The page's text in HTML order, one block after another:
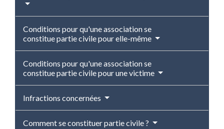
Conditions pour qu'une association se
constitue partie civile pour elle-même
Conditions pour qu'une association se
constitue partie civile pour une victime
Infractions concernées
Comment se constituer partie civile ?